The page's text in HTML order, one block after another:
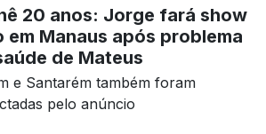
20 anos: Jorge fará show
em Manaus após problema
de Mateus
e Santarém também foram
pelo anúncio